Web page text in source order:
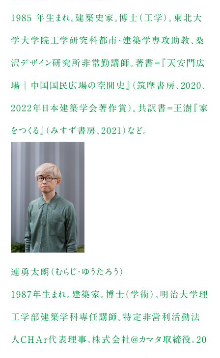
1985 年生まれ。建築史家。博士（工学）。東北大
学大学院工学研究科都市・建築学専攻助教、桑
沢デザイン研究所非常勤講師。著書＝『天安門広
場│中国国民広場の空間史』（筑摩書房、2020、
2022年日本建築学会著作賞）。共訳書＝王澍『家
をつくる』（みすず書房、2021）など。
連勇太朗（むらじ・ゆうたろう）
1987年生まれ。建築家。博士（学術）。明治大学理
工学部建築学科専任講師。特定非営利活動法
人CHAr代表理事。株式会社＠カマタ取締役。20